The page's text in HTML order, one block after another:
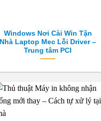
Windows Nơi Cài Win Tận
Nhà Laptop Mec Lỗi Driver –
Trung tâm PCI